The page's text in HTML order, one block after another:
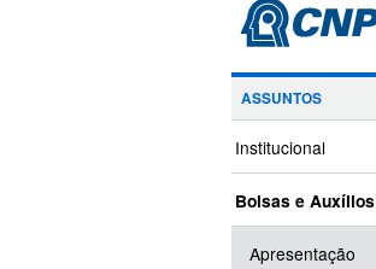
ASSUNTOS
Institucional
Bolsas e Auxílios
Apresentação